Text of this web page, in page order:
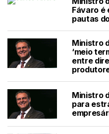
Fávaro é
pautas
Ministro
‘meio
entre
Ministro
para